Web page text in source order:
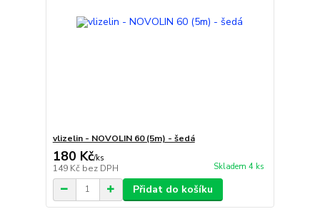
vlizelin - NOVOLIN 60 (5m) - šedá
180 Kč/ks
149 Kč bez DPH Skladem 4 ks
Přidat do košíku